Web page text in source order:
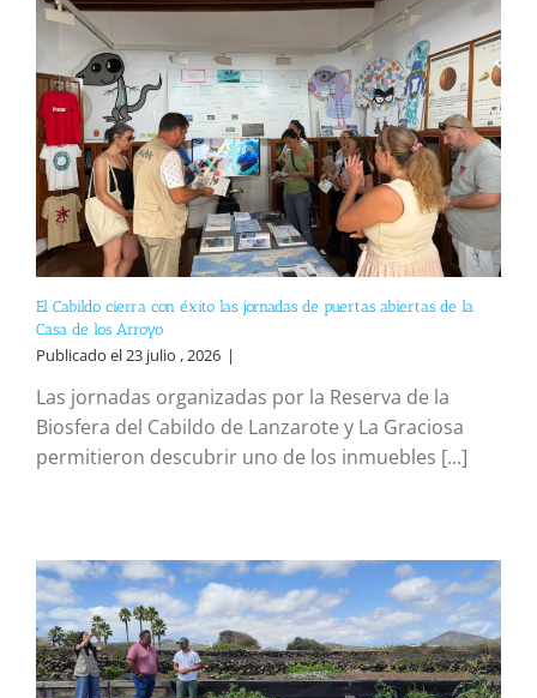
El Cabildo cierra con éxito las jornadas de puertas abiertas de la
Casa de los Arroyo
Publicado el 23 julio , 2026 |
Las jornadas organizadas por la Reserva de la
Biosfera del Cabildo de Lanzarote y La Graciosa
permitieron descubrir uno de los inmuebles [...]